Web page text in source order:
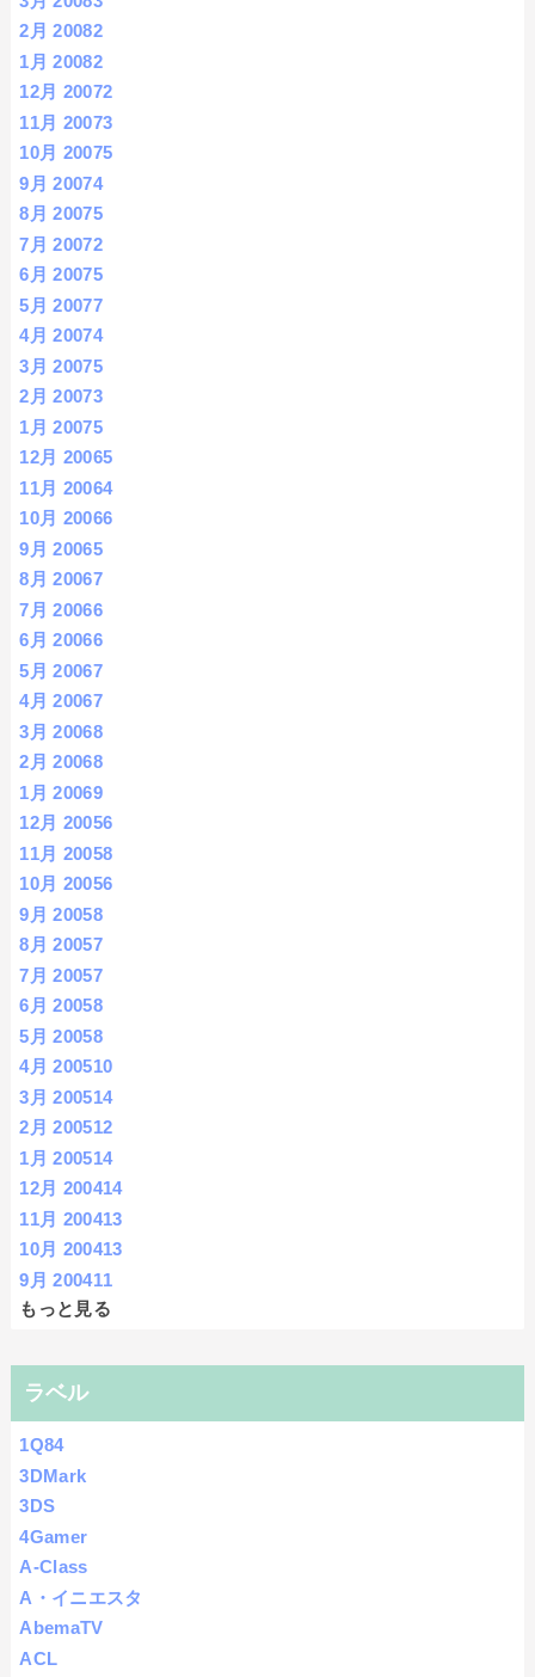
2月 20082
1月 20082
12月 20072
11月 20073
10月 20075
9月 20074
8月 20075
7月 20072
6月 20075
5月 20077
4月 20074
3月 20075
2月 20073
1月 20075
12月 20065
11月 20064
10月 20066
9月 20065
8月 20067
7月 20066
6月 20066
5月 20067
4月 20067
3月 20068
2月 20068
1月 20069
12月 20056
11月 20058
10月 20056
9月 20058
8月 20057
7月 20057
6月 20058
5月 20058
4月 200510
3月 200514
2月 200512
1月 200514
12月 200414
11月 200413
10月 200413
9月 200411
もっと見る
ラベル
1Q84
3DMark
3DS
4Gamer
A-Class
A・イニエスタ
AbemaTV
ACL